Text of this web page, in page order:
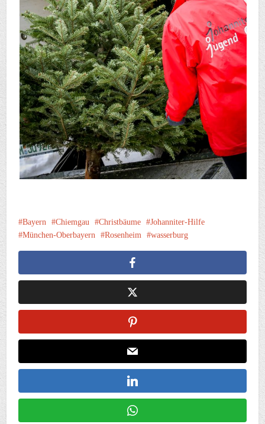
Bayern Chiemgau Christbäume
Johanniter-Hilfe
München-Oberbayern
Rosenheim wasserburg